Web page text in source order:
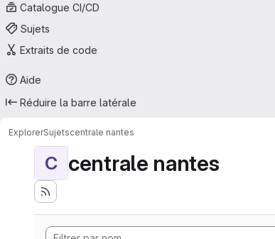
Catalogue CI/CD
Sujets
Extraits de code
Aide
Réduire la barre latérale
ExplorerSujetscentrale nantes
C centrale nantes